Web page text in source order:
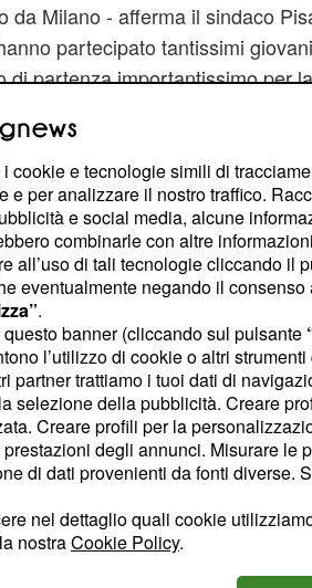
da Milano - afferma il sindaco
partecipato tantissimi
di partenza importantissimo per la
una città in continua
giorno dopo giorno,dunque.
nel tempo, come
esempio il
di Milano.I milanesi la chiamano
San Siro'e, soprattutto i più
accanto distrattamente, senza
di quanto sia importante per la
cookie e tecnologie simili di
e per analizzare il nostro traffico.
e social media, alcune
combinarle con altre
all’uso di tali tecnologie cliccando il
eventualmente negando il
.
banner (cliccando sul pulsante
l’utilizzo di cookie o altri
partner trattiamo i tuoi dati di
selezione della pubblicità. Creare
Creare profili per la
degli annunci. Misurare le
di dati provenienti da fonti diverse.
nel dettaglio quali cookie
nostraCookie Policy.